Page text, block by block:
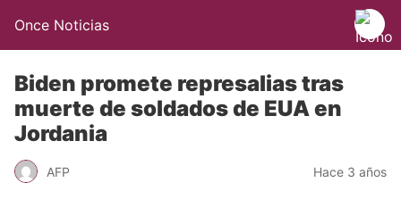
Once Noticias
Biden promete represalias tras
muerte de soldados de EUA en
Jordania
AFP Hace 3 años